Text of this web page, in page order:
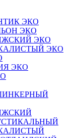
ЭКО
ЭКО
ЭКО
ЭКО
ЭКО